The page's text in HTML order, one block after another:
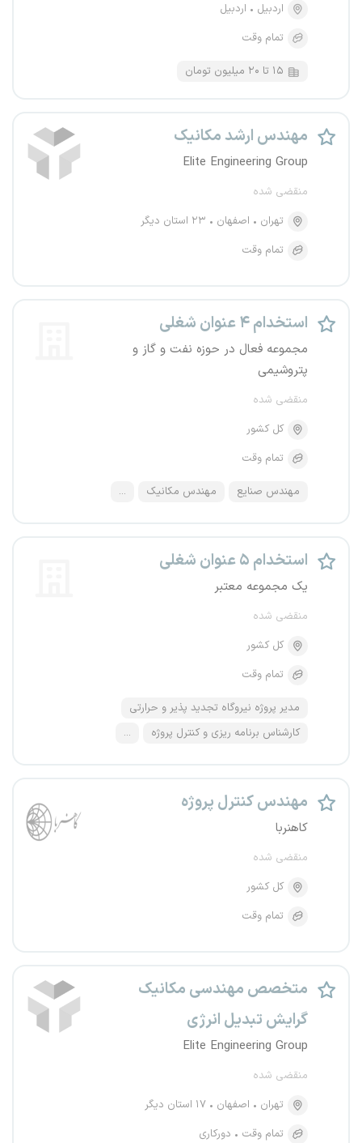
اردبیل
اردبیل
تمام وقت
۱۵ تا ۲۰ میلیون تومان
مهندس ارشد مکانیک
Elite Engineering Group
منقضی شده
تهران
اصفهان
۲۳ استان دیگر
تمام وقت
استخدام ۴ عنوان شغلی
مجموعه فعال در حوزه نفت و گاز و
پتروشیمی
منقضی شده
کل کشور
تمام وقت
مهندس صنایع مهندس مکانیک ...
استخدام ۵ عنوان شغلی
یک مجموعه معتبر
منقضی شده
کل کشور
تمام وقت
مدیر پروژه نیروگاه تجدید پذیر و حرارتی
کارشناس برنامه ریزی و کنترل پروژه
...
مهندس کنترل پروژه
کاهنربا
منقضی شده
کل کشور
تمام وقت
متخصص مهندسی مکانیک
گرایش تبدیل انرژی
Elite Engineering Group
منقضی شده
تهران
اصفهان
۱۷ استان دیگر
تمام وقت
دورکاری